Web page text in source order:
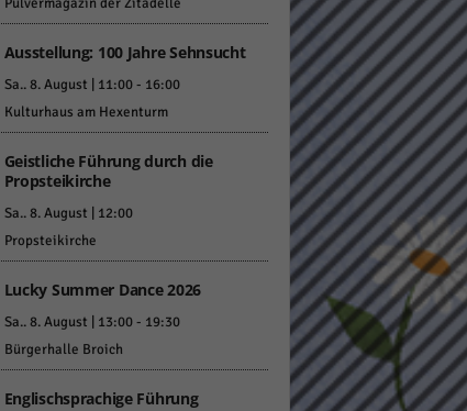
Ausstellung: 100 Jahre Sehnsucht
Sa.. 8. August | 11:00- 16:00
Kulturhaus am Hexenturm
Geistliche Führung durch die
Propsteikirche
Sa.. 8. August | 12:00
Propsteikirche
Lucky Summer Dance 2026
Sa.. 8. August | 13:00- 19:30
Bürgerhalle Broich
Englischsprachige Führung
Statistiken
Marketing